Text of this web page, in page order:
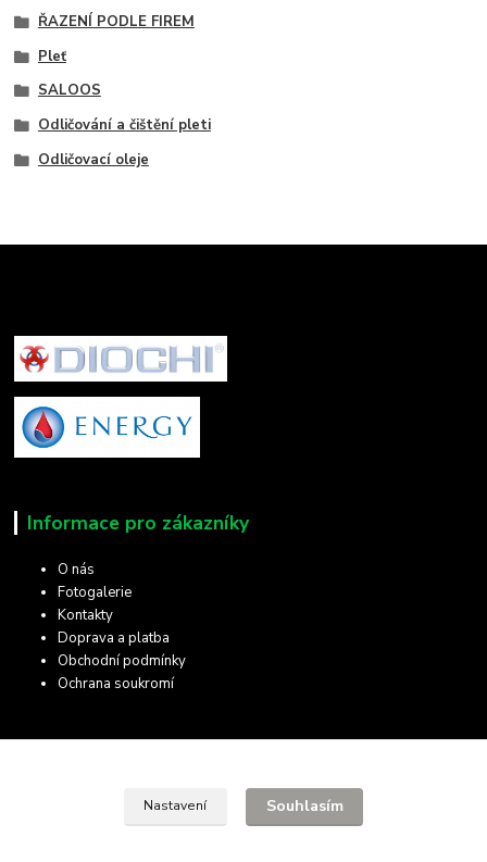
ŘAZENÍ PODLE FIREM
Pleť
SALOOS
Odličování a čištění pleti
Odličovací oleje
Informace pro zákazníky
O nás
Fotogalerie
Kontakty
Doprava a platba
Obchodní podmínky
Ochrana soukromí
Olomouc, 772 00
Nastavení Souhlasím